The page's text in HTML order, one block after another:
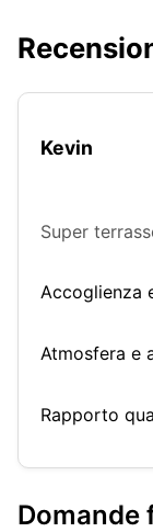
Kevin
Super
Accoglienza
Atmosfera e
Rapporto
Domande